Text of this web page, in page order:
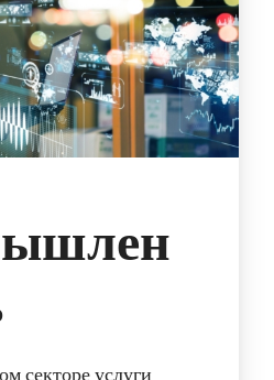
секторе услуги